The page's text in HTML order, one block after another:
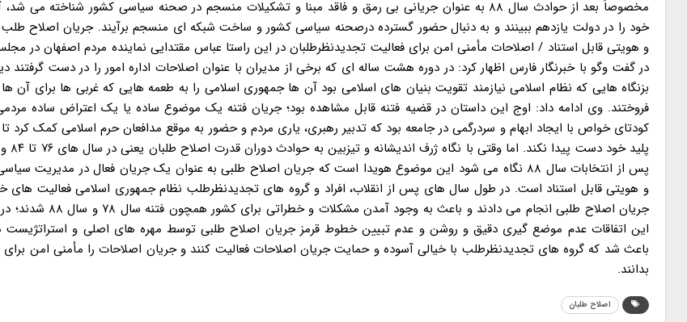
مخصوصاً بعد از حوادث سال ۸۸ به عنوان جریانی بی رمق و فاقد مبنا و تشکیلات منسجم در صحنه سیاسی کشور شناخته می
خود را در دولت یازدهم ببینند و به دنبال حضور گسترده درصحنه سیاسی کشور و ساخت شبکه ای منسجم برآیند. جریان اصلاح طلب
و هویتی قابل استناد / اصلاحات مأمنی امن برای فعالیت تجدیدنظرطلبان در این راستا عباس مقتدایی نماینده مردم اصفهان در
در گفت وگو با خبرنگار فارس اظهار کرد: در دوره هشت ساله ای که برخی از مدیران با عنوان اصلاحات اداره امور را در دست گرفتند
بزنگاه هایی که نظام اسلامی نیازمند تقویت بنیان های اسلامی بود آن ها جمهوری اسلامی را به طعمه هایی که غربی ها برای آن ها
فروختند. وی ادامه داد: اوج این داستان در قضیه فتنه قابل مشاهده بود؛ جریان فتنه یک موضوع ساده یا یک اعتراض ساده
کودتای خواص با ایجاد ابهام و سردرگمی در جامعه بود که تدبیر رهبری، یاری مردم و حضور به موقع مدافعان حرم اسلامی کمک کرد
پلید
پس از انتخابات سال ۸۸ نگاه می شود این موضوع هویدا است که جریان اصلاح طلبی به عنوان یک جریان فعال در مدیریت
و هویتی قابل استناد است. در طول سال های پس از انقلاب، افراد و گروه های تجدیدنظرطلب نظام جمهوری اسلامی فعالیت های
جریان اصلاح طلبی انجام می دادند و باعث
این اتفاقات عدم موضع گیری دقیق و روشن و عدم تبیین خطوط قرمز جریان اصلاح طلبی توسط مهره های اصلی و
باعث شد که گروه های تجدیدنظرطلب با خیالی آسوده و حمایت جریان اصلاحات فعالیت کنند و جریان اصلاحات را مأمنی امن
بدانند.
اصلاح طلبان